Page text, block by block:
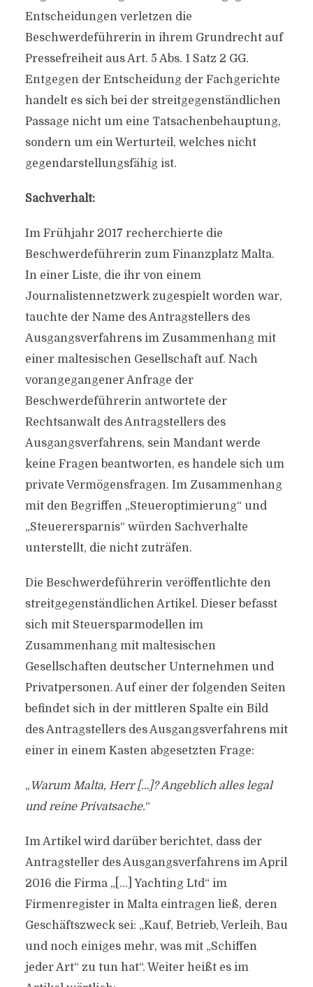
Entscheidungen verletzen die
Beschwerdeführerin in ihrem Grundrecht auf
Pressefreiheit aus Art. 5 Abs. 1 Satz 2 GG.
Entgegen der Entscheidung der Fachgerichte
handelt es sich bei der streitgegenständlichen
Passage nicht um eine Tatsachenbehauptung,
sondern um ein Werturteil, welches nicht
gegendarstellungsfähig ist.
Sachverhalt:
Im Frühjahr 2017 recherchierte die
Beschwerdeführerin zum Finanzplatz Malta.
In einer Liste, die ihr von einem
Journalistennetzwerk zugespielt worden war,
tauchte der Name des Antragstellers des
Ausgangsverfahrens im Zusammenhang mit
einer maltesischen Gesellschaft auf. Nach
vorangegangener Anfrage der
Beschwerdeführerin antwortete der
Rechtsanwalt des Antragstellers des
Ausgangsverfahrens, sein Mandant werde
keine Fragen beantworten, es handele sich um
private Vermögensfragen. Im Zusammenhang
mit den Begriffen „Steueroptimierung“ und
„Steuerersparnis“ würden Sachverhalte
unterstellt, die nicht zuträfen.
Die Beschwerdeführerin veröffentlichte den
streitgegenständlichen Artikel. Dieser befasst
sich mit Steuersparmodellen im
Zusammenhang mit maltesischen
Gesellschaften deutscher Unternehmen und
Privatpersonen. Auf einer der folgenden Seiten
befindet sich in der mittleren Spalte ein Bild
des Antragstellers des Ausgangsverfahrens mit
einer in einem Kasten abgesetzten Frage:
„Warum Malta, Herr […]? Angeblich alles legal
und reine Privatsache.“
Im Artikel wird darüber berichtet, dass der
Antragsteller des Ausgangsverfahrens im April
2016 die Firma „[…] Yachting Ltd“ im
Firmenregister in Malta eintragen ließ, deren
Geschäftszweck sei: „Kauf, Betrieb, Verleih, Bau
und noch einiges mehr, was mit „Schiffen
jeder Art“ zu tun hat“. Weiter heißt es im